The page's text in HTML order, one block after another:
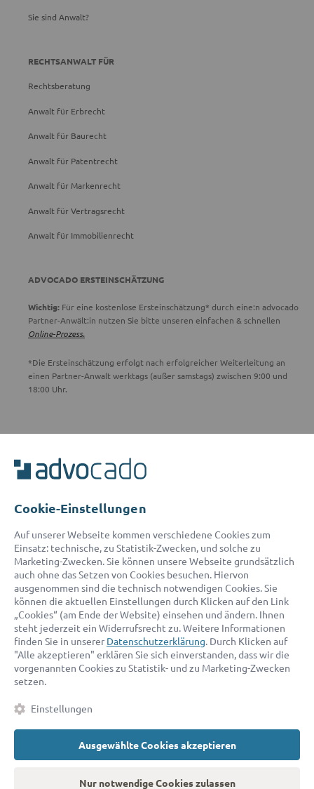
Sie sind Anwalt?
RECHTSANWALT FÜR
Rechtsberatung
Anwalt für Erbrecht
Anwalt für Baurecht
Anwalt für Patentrecht
Anwalt für Markenrecht
Anwalt für Vertragsrecht
Anwalt für Immobilienrecht
ADVOCADO ERSTEINSCHÄTZUNG
Wichtig: Für eine kostenlose Ersteinschätzung* durch eine:n advocado
Partner-Anwält:in nutzen Sie bitte unseren einfachen & schnellen
Online-Prozess.
*Die Ersteinschätzung erfolgt nach erfolgreicher Weiterleitung an
einen Partner-Anwalt werktags (außer samstags) zwischen 9:00 und
18:00 Uhr.
Unser Serviceteam ist von 8:00 bis 17:00 Uhr für Sie erreichbar.
E-Mail:
service@advocado.com
© 2026 advocado - einfach online den passenden Rechtsanwalt finden
Auszeichnungen:
KontaktDatenschutzImpressumFaktenAGB
CookiesBarrierefreiheitserklärung
Cookie-Einstellungen
Auf unserer Webseite kommen verschiedene Cookies zum
Einsatz: technische, zu Statistik-Zwecken, und solche zu
Marketing-Zwecken. Sie können unsere Webseite grundsätzlich
auch ohne das Setzen von Cookies besuchen. Hiervon
ausgenommen sind die technisch notwendigen Cookies. Sie
können die aktuellen Einstellungen durch Klicken auf den Link
„Cookies“ (am Ende der Website) einsehen und ändern. Ihnen
steht jederzeit ein Widerrufsrecht zu. Weitere Informationen
finden Sie in unserer Datenschutzerklärung. Durch Klicken auf
"Alle akzeptieren" erklären Sie sich einverstanden, dass wir die
vorgenannten Cookies zu Statistik- und zu Marketing-Zwecken
setzen.
Einstellungen
Ausgewählte Cookies akzeptieren
Nur notwendige Cookies zulassen